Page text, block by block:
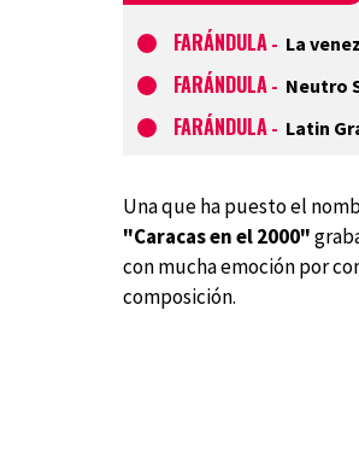
FARÁNDULA - La
FARÁNDULA - Neutro
FARÁNDULA - Latin
Una que ha puesto el
"Caracas en el 2000"
con mucha emoción por
composición.